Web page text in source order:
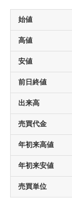
始値
高値
安値
前日終値
出来高
売買代金
年初来高値
年初来安値
売買単位